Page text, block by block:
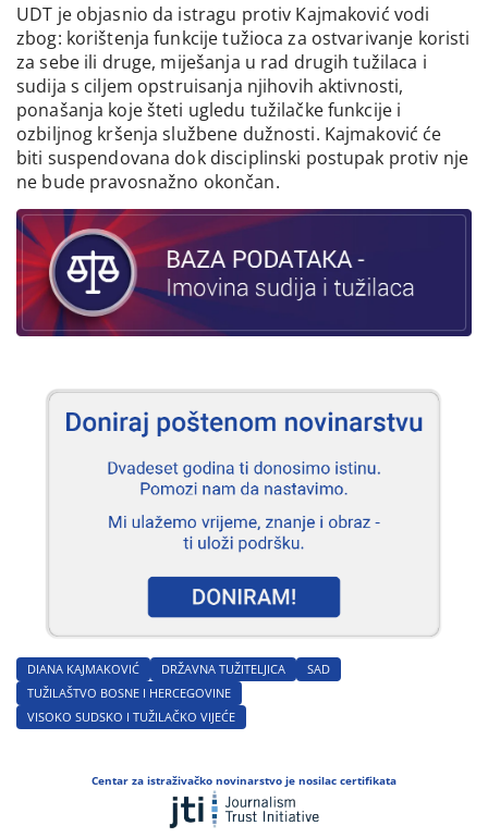
UDT je objasnio da istragu protiv Kajmaković vodi
zbog: korištenja funkcije tužioca za ostvarivanje koristi
za sebe ili druge, miješanja u rad drugih tužilaca i
sudija s ciljem opstruisanja njihovih aktivnosti,
ponašanja koje šteti ugledu tužilačke funkcije i
ozbiljnog kršenja službene dužnosti. Kajmaković će
biti suspendovana dok disciplinski postupak protiv nje
ne bude pravosnažno okončan.
DIANA KAJMAKOVIĆ DRŽAVNA TUŽITELJICA
SAD
TUŽILAŠTVO BOSNE I HERCEGOVINE
VISOKO SUDSKO I TUŽILAČKO VIJEĆE
Centar za istraživačko novinarstvo je nosilac certifikata